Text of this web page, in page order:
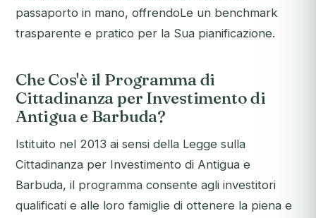
passaporto in mano, offrendoLe un benchmark
trasparente e pratico per la Sua pianificazione.
Che Cos'è il Programma di
Cittadinanza per Investimento di
Antigua e Barbuda?
Istituito nel 2013 ai sensi della Legge sulla
Cittadinanza per Investimento di Antigua e
Barbuda, il programma consente agli investitori
qualificati e alle loro famiglie di ottenere la piena e